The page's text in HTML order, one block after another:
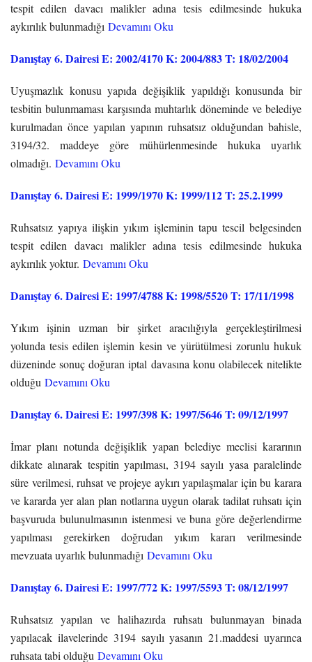
tespit edilen davacı malikler adına tesis edilmesinde hukuka
aykırılık bulunmadığı Devamını Oku
Danıştay 6. Dairesi E: 2002/4170 K: 2004/883 T: 18/02/2004
Uyuşmazlık konusu yapıda değişiklik yapıldığı konusunda bir
tesbitin bulunmaması karşısında muhtarlık döneminde ve belediye
kurulmadan önce yapılan yapının ruhsatsız olduğundan bahisle,
3194/32. maddeye göre mühürlenmesinde hukuka uyarlık
olmadığı. Devamını Oku
Danıştay 6. Dairesi E: 1999/1970 K: 1999/112 T: 25.2.1999
Ruhsatsız yapıya ilişkin yıkım işleminin tapu tescil belgesinden
tespit edilen davacı malikler adına tesis edilmesinde hukuka
aykırılık yoktur. Devamını Oku
Danıştay 6. Dairesi E: 1997/4788 K: 1998/5520 T: 17/11/1998
Yıkım işinin uzman bir şirket aracılığıyla gerçekleştirilmesi
yolunda tesis edilen işlemin kesin ve yürütülmesi zorunlu hukuk
düzeninde sonuç doğuran iptal davasına konu olabilecek nitelikte
olduğu Devamını Oku
Danıştay 6. Dairesi E: 1997/398 K: 1997/5646 T: 09/12/1997
İmar planı notunda değişiklik yapan belediye meclisi kararının
dikkate alınarak tespitin yapılması, 3194 sayılı yasa paralelinde
süre verilmesi, ruhsat ve projeye aykırı yapılaşmalar için bu karara
ve kararda yer alan plan notlarına uygun olarak tadilat ruhsatı için
başvuruda bulunulmasının istenmesi ve buna göre değerlendirme
yapılması gerekirken doğrudan yıkım kararı verilmesinde
mevzuata uyarlık bulunmadığı Devamını Oku
Danıştay 6. Dairesi E: 1997/772 K: 1997/5593 T: 08/12/1997
Ruhsatsız yapılan ve halihazırda ruhsatı bulunmayan binada
yapılacak ilavelerinde 3194 sayılı yasanın 21.maddesi uyarınca
ruhsata tabi olduğu Devamını Oku